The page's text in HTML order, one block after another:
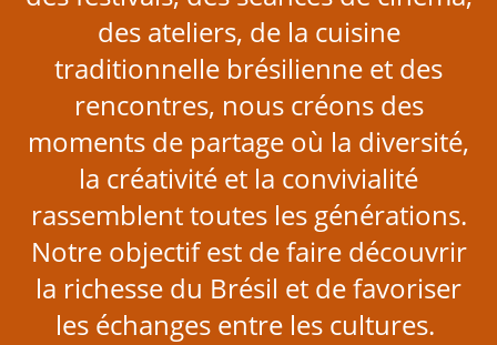
des ateliers, de la cuisine
traditionnelle brésilienne et des
rencontres, nous créons des
moments de partage où la diversité,
la créativité et la convivialité
rassemblent toutes les générations.
Notre objectif est de faire découvrir
la richesse du Brésil et de favoriser
les échanges entre les cultures.